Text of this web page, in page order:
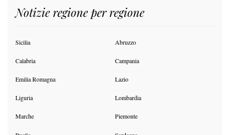
Notizie regione per regione
Sicilia Abruzzo
Calabria Campania
Emilia Romagna Lazio
Liguria Lombardia
Marche Piemonte